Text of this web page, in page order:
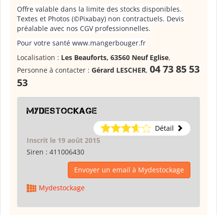
Offre valable dans la limite des stocks disponibles.
Textes et Photos (©Pixabay) non contractuels. Devis
préalable avec nos CGV professionnelles.
Pour votre santé www.mangerbouger.fr
Localisation : Les Beauforts, 63560 Neuf Eglise,
Personne à contacter : Gérard LESCHER, 04 73 85 53
53
Mydestockage
Détail
Inscrit le 19 août 2015
Siren : 411006430
Envoyer un email à Mydestockage
Mydestockage